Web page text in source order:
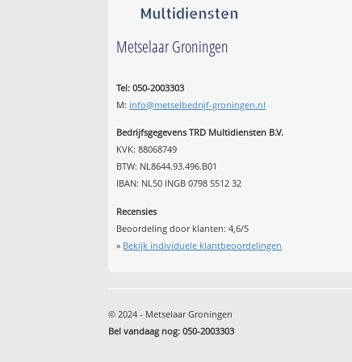
Metselaar Groningen
Tel: 050-2003303
M: info@metselbedrijf-groningen.nl
Bedrijfsgegevens TRD Multidiensten B.V.
KVK: 88068749
BTW: NL8644.93.496.B01
IBAN: NL50 INGB 0798 5512 32
Recensies
Beoordeling door klanten:4,6/5
» Bekijk individuele klantbeoordelingen
© 2024 - Metselaar Groningen
Bel vandaag nog: 050-2003303